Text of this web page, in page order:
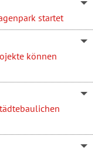
startet
können